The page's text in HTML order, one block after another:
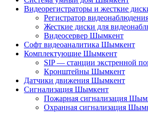
Видеорегистраторы и жесткие
Регистратор
Жесткие диски для
Видеосервер Шымкент
Софт видеоаналитика Шымкент
Комплектующие Шымкент
SIP — станции экстренной
Кронштейны Шымкент
Датчики движения Шымкент
Сигнализация Шымкент
Пожарная сигнализация
Охранная сигнализация